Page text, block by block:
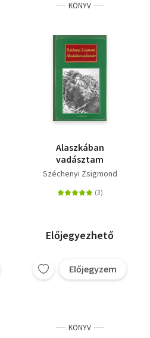
KÖNYV
Alaszkában
vadásztam
Széchenyi Zsigmond
Előjegyezhető
Előjegyzem
KÖNYV